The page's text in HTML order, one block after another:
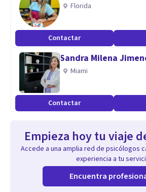
Florida
Contactar
Sandra Milena
Miami
Contactar
Empieza hoy tu viaje
Accede a una amplia red de psicólogos
experiencia a tu
Encuentra